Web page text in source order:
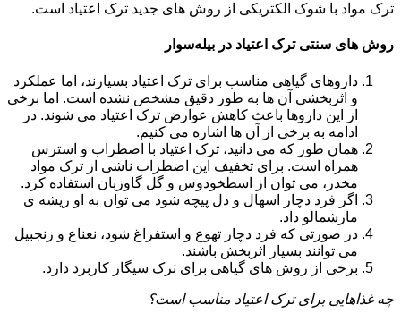
ترک مواد با شوک الکتریکی از روش های جدید ترک اعتیاد است.
روش های سنتی ترک اعتیاد در بیله‌سوار
داروهای گیاهی مناسب برای ترک اعتیاد بسیارند، اما عملکرد
و اثربخشی آن ها به طور دقیق مشخص نشده است. اما برخی
از این داروها باعث کاهش عوارض ترک اعتیاد می شوند. در
ادامه به برخی از آن ها اشاره می کنیم.
همان طور که می دانید، ترک اعتیاد با اضطراب و استرس
همراه است. برای تخفیف این اضطراب ناشی از ترک مواد
مخدر، می توان از اسطخودوس و گل گاوزبان استفاده کرد.
اگر فرد دچار اسهال و دل پیچه شود می توان به او ریشه ی
مارشمالو داد.
در صورتی که فرد دچار تهوع و استفراغ شود، نعناع و زنجبیل
می توانند بسیار اثربخش باشند.
برخی از روش های گیاهی برای ترک سیگار کاربرد دارد.
چه غذاهایی برای ترک اعتیاد مناسب است؟